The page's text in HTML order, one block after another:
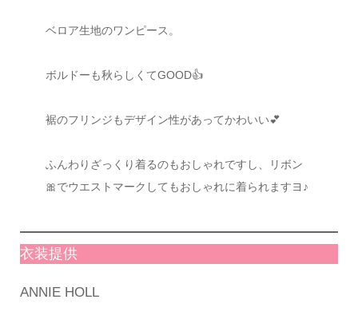
ベロア生地のワンピース。
ボルドーも秋らしくてGOOD👍
裾のフリンジもデザイン性があってかわいい💕
ふんわりざっくり着るのもおしゃれですし、リボン
🎀でウエストマークしてもおしゃれに着られますヨ♪
衣装提供
ANNIE HOLL